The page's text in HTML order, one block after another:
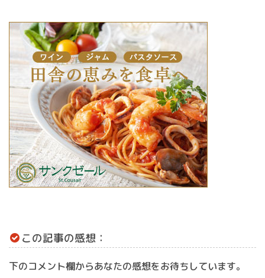
この記事の感想：
下のコメント欄からあなたの感想をお待ちしています。